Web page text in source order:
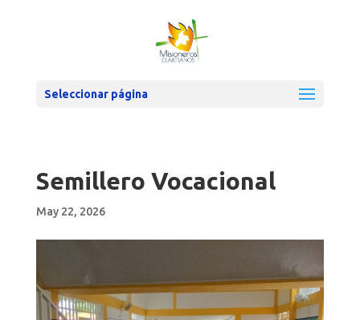
Seleccionar página
Semillero Vocacional
May 22, 2026